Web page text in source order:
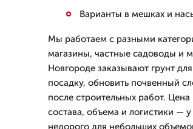
Варианты в мешках и
Мы работаем с разными
магазины, частные садоводы и
Новгороде заказывают грунт
посадку, обновить почвенный
после строительных работ.
состава, объема и логистики —
недорого для небольших